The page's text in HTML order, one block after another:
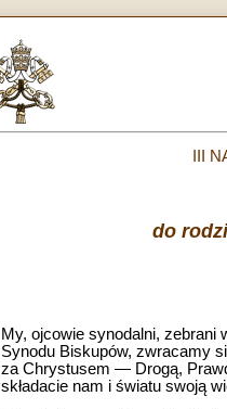
III
do
My, ojcowie synodalni, zebrani
Synodu Biskupów, zwracamy
za Chrystusem — Drogą,
składacie nam i światu swoją